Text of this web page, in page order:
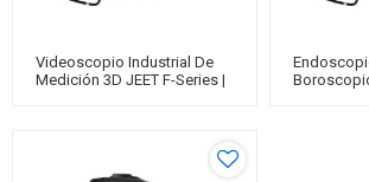
Videoscopio Industrial De
Medición 3D JEET F-Series |